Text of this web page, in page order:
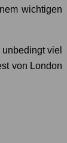
wichtigen
viel
von London